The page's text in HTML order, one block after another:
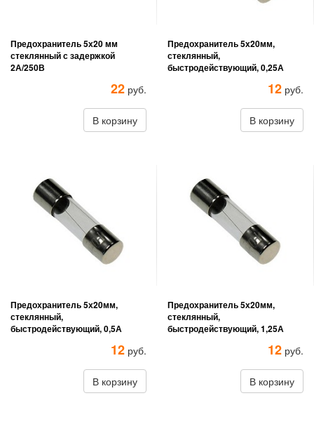
Предохранитель 5х20 мм
стеклянный с задержкой
2А/250В
22 руб.
В корзину
Предохранитель 5х20мм,
стеклянный,
быстродействующий, 0,25А
12 руб.
В корзину
Предохранитель 5х20мм,
стеклянный,
быстродействующий, 0,5А
12 руб.
В корзину
Предохранитель 5х20мм,
стеклянный,
быстродействующий, 1,25А
12 руб.
В корзину